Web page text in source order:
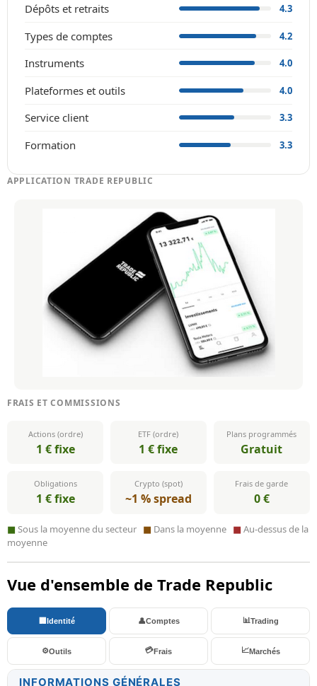
Dépôts et retraits 4.3
Types de comptes 4.2
Instruments 4.0
Plateformes et outils 4.0
Service client 3.3
Formation 3.3
APPLICATION TRADE REPUBLIC
FRAIS ET COMMISSIONS
Actions (ordre)
1 € fixe
ETF (ordre)
1 € fixe
Plans programmés
Gratuit
Obligations
1 € fixe
Crypto (spot)
~1 % spread
Frais de garde
0 €
■Sous la moyenne du secteur ■ Dans la moyenne ■ Au-dessus de la
moyenne
Vue d'ensemble de Trade Republic
Identité 👤Comptes 📊Trading
⚙️Outils 💳Frais 📈Marchés
INFORMATIONS GÉNÉRALES